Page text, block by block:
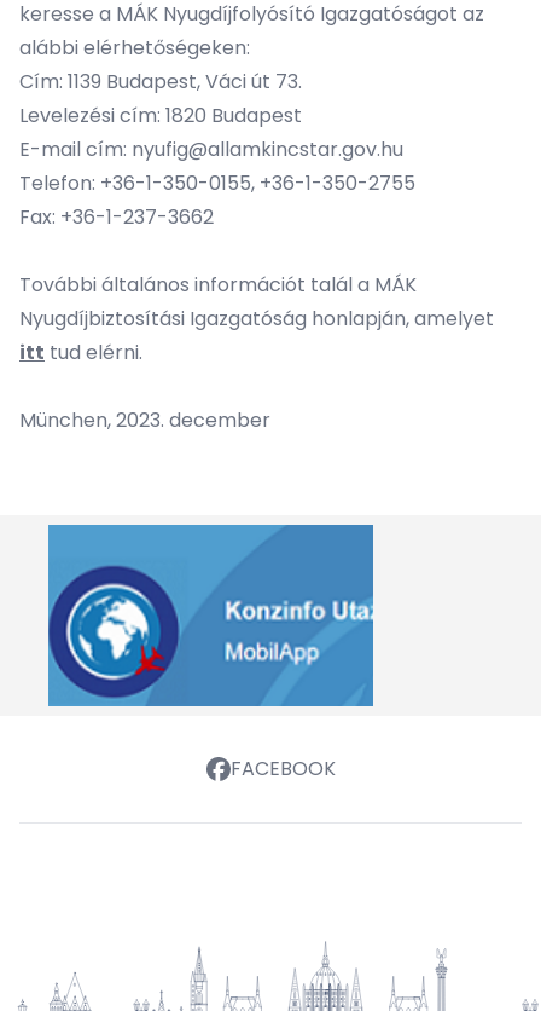
keresse a MÁK Nyugdíjfolyósító Igazgatóságot az
alábbi elérhetőségeken:
Cím: 1139 Budapest, Váci út 73.
Levelezési cím: 1820 Budapest
E-mail cím: nyufig@allamkincstar.gov.hu
Telefon: +36-1-350-0155, +36-1-350-2755
Fax: +36-1-237-3662
További általános információt talál a MÁK
Nyugdíjbiztosítási Igazgatóság honlapján, amelyet
itt tud elérni.
München, 2023. december
FACEBOOK